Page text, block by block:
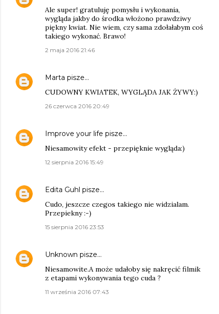
Ale super! gratuluję pomysłu i wykonania,
wygląda jakby do środka włożono prawdziwy
piękny kwiat. Nie wiem, czy sama zdołałabym coś
takiego wykonać. Brawo!
2 maja 2016 21:46
Marta pisze…
CUDOWNY KWIATEK, WYGLĄDA JAK ŻYWY:)
26 czerwca 2016 20:49
Improve your life pisze…
Niesamowity efekt - przepięknie wygląda:)
12 sierpnia 2016 15:49
Edita Guhl pisze…
Cudo, jeszcze czegos takiego nie widzialam.
Przepiekny :-)
15 sierpnia 2016 23:53
Unknown pisze…
Niesamowite.A może udałoby się nakręcić filmik
z etapami wykonywania tego cuda ?
11 września 2016 07:43